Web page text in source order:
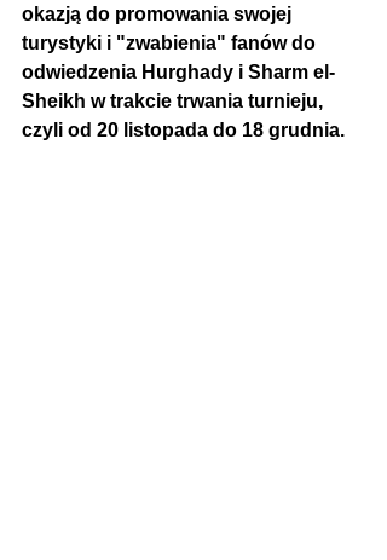
okazją do promowania swojej
turystyki i "zwabienia" fanów do
odwiedzenia Hurghady i Sharm el-
Sheikh w trakcie trwania turnieju,
czyli od 20 listopada do 18 grudnia.